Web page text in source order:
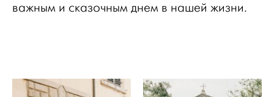
важным и сказочным днем в нашей жизни.